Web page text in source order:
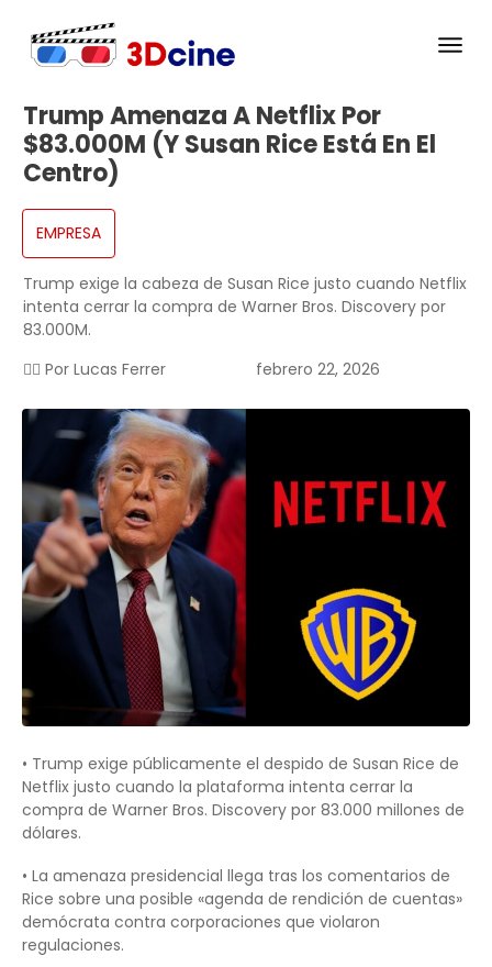
Trump Amenaza A Netflix Por
$83.000M (y Susan Rice Está En El
Centro)
EMPRESA
Trump exige la cabeza de Susan Rice justo cuando Netflix
intenta cerrar la compra de Warner Bros. Discovery por
83.000M.
✍🏻 Por Lucas Ferrer febrero 22, 2026
• Trump exige públicamente el despido de Susan Rice de
Netflix justo cuando la plataforma intenta cerrar la
compra de Warner Bros. Discovery por 83.000 millones de
dólares.
• La amenaza presidencial llega tras los comentarios de
Rice sobre una posible «agenda de rendición de cuentas»
demócrata contra corporaciones que violaron
regulaciones.